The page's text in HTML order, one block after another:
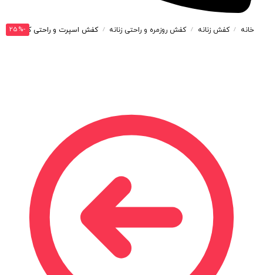
خانه / کفش زنانه / کفش روزمره و راحتی زنانه / کفش اسپرت و راحتی کالج زنانه و دخترانه مدل میو میو MIU رنگ قهوه ای کد M31551
-25%